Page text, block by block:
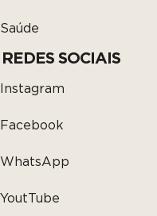
Saúde
REDES SOCIAIS
Instagram
Facebook
WhatsApp
YoutTube